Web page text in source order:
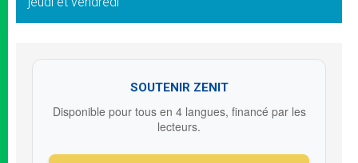
SOUTENIR ZENIT
Disponible pour tous en 4 langues, financé par les
lecteurs.